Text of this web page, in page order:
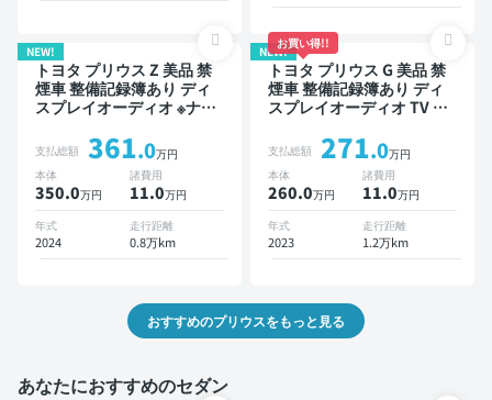
NEW!
トヨタ プリウス Z 美品 禁
煙車 整備記録簿あり ディ
スプレイオーディオ ※ナビ
スポットモニター デジタル
インナーミラー オートクル
ーズ 電動バックドア バッ
クモニター 全方位カメラ
ドライブレコーダー 衝突軽
減
支払総額 361.0万円
本体
350.0万円
諸費用
11.0万円
年式
2024
走行距離
0.8万km
NEW!
お買い得!!
トヨタ プリウス G 美品 禁
煙車 整備記録簿あり ディ
スプレイオーディオ TV ブ
オートクルーズ スマートキ
ー ETC バックモニター ド
ライブレコーダー 衝突軽減
支払総額 271.0万円
本体
260.0万円
諸費用
11.0万円
年式
2023
走行距離
1.2万km
おすすめのプリウスをもっと見る
あなたにおすすめのセダン